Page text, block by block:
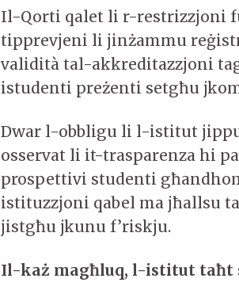
Il-Qorti qalet li r-restrizzjoni
tipprevjeni li jinżammu
validità tal-akkreditazzjoni
istudenti preżenti setgħu
Dwar l-obbligu li l-istitut
osservat li it-trasparenza hi
prospettivi studenti
istituzzjoni qabel ma jħallsu
jistgħu jkunu f’riskju.
Il-każ magħluq, l-istitut taħt